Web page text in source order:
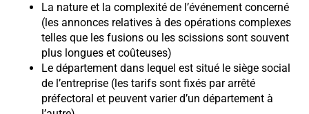
La nature et la complexité de l’événement concerné
(les annonces relatives à des opérations complexes
telles que les fusions ou les scissions sont souvent
plus longues et coûteuses)
Le département dans lequel est situé le siège social
de l’entreprise (les tarifs sont fixés par arrêté
préfectoral et peuvent varier d’un département à